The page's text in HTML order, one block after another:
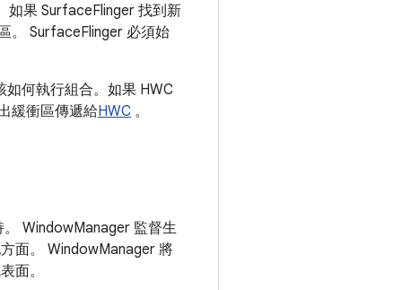
如果 SurfaceFlinger 找到新
。 SurfaceFlinger 必須始
何執行組合。如果 HWC
緩衝區傳遞給HWC 。
WindowManager 監督生
面。 WindowManager 將
面。